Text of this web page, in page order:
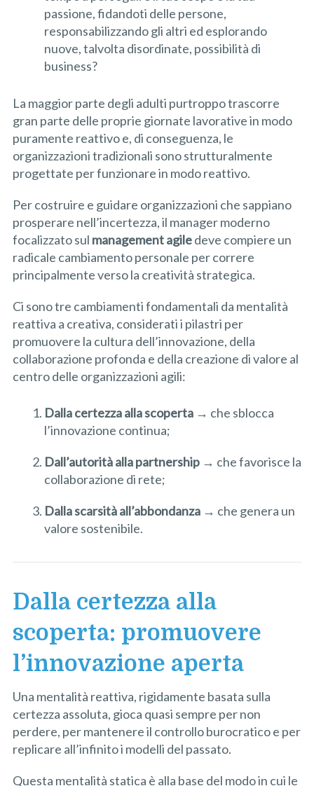
passione, fidandoti delle persone,
responsabilizzando gli altri ed esplorando
nuove, talvolta disordinate, possibilità di
business?
La maggior parte degli adulti purtroppo trascorre
gran parte delle proprie giornate lavorative in modo
puramente reattivo e, di conseguenza, le
organizzazioni tradizionali sono strutturalmente
progettate per funzionare in modo reattivo.
Per costruire e guidare organizzazioni che sappiano
prosperare nell’incertezza, il manager moderno
focalizzato sul management agiledeve compiere un
radicale cambiamento personale per correre
principalmente verso la creatività strategica.
Ci sono tre cambiamenti fondamentali da mentalità
reattiva a creativa, considerati i pilastri per
promuovere la cultura dell’innovazione, della
collaborazione profonda e della creazione di valore al
centro delle organizzazioni agili:
Dalla certezza alla scoperta → che sblocca
l’innovazione continua;
Dall’autorità alla partnership → che favorisce la
collaborazione di rete;
Dalla scarsità all’abbondanza → che genera un
valore sostenibile.
Dalla certezza alla
scoperta: promuovere
l’innovazione aperta
Una mentalità reattiva, rigidamente basata sulla
certezza assoluta, gioca quasi sempre per non
perdere, per mantenere il controllo burocratico e per
replicare all’infinito i modelli del passato.
Questa mentalità statica è alla base del modo in cui le